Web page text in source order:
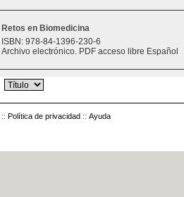
Retos en Biomedicina
ISBN: 978-84-1396-230-6
Archivo electrónico. PDF acceso libre Español
:: Política de privacidad :: Ayuda